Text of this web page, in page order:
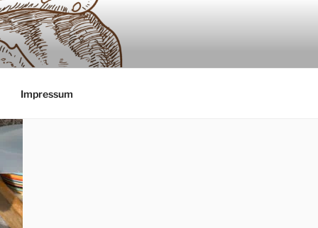
Impressum